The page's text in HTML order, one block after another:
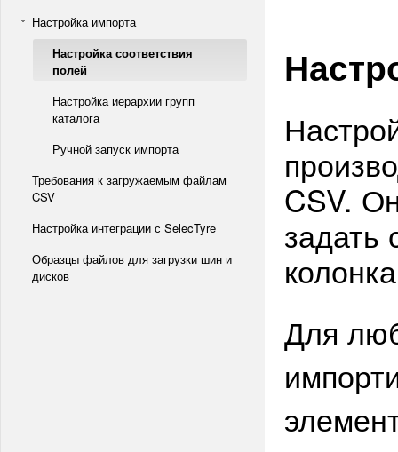
Настройка импорта
Настройка соответствия
полей
Настройка иерархии групп
каталога
Ручной запуск импорта
Требования к загружаемым файлам
CSV
Настройка интеграции с SelecTyre
Образцы файлов для загрузки шин и
дисков
CSV.
задать
Для